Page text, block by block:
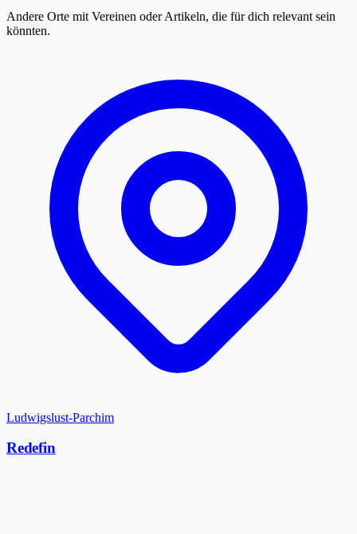
Andere Orte mit Vereinen oder Artikeln, die für dich relevant sein
könnten.
Ludwigslust-Parchim
Redefin